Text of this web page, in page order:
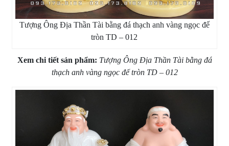
Tượng Ông Địa Thần Tài bằng đá thạch anh vàng ngọc đế
tròn TD – 012
Xem chi tiết sản phẩm: Tượng Ông Địa Thần Tài bằng đá
thạch anh vàng ngọc đế tròn TD – 012